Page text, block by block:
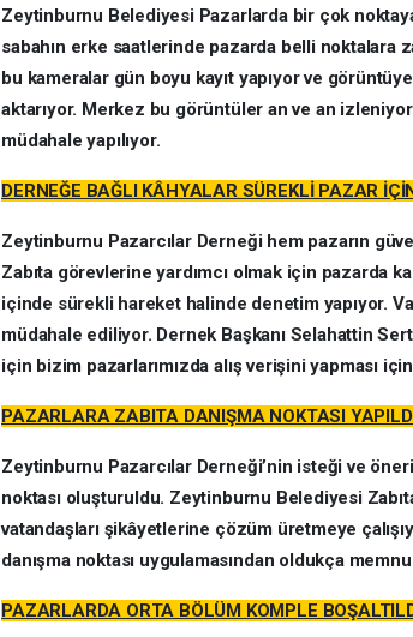
Zeytinburnu Belediyesi Pazarlarda bir çok
sabahın erke saatlerinde pazarda belli noktalara
bu kameralar gün boyu kayıt yapıyor ve
aktarıyor. Merkez bu görüntüler an ve an
müdahale yapılıyor.
DERNEĞE BAĞLI KÂHYALAR SÜREKLİ PAZAR
Zeytinburnu Pazarcılar Derneği hem pazarın
Zabıta görevlerine yardımcı olmak için pazarda
içinde sürekli hareket halinde denetim yapıyor.
müdahale ediliyor. Dernek Başkanı Selahattin
için bizim pazarlarımızda alış verişini yapması
PAZARLARA ZABITA DANIŞMA NOKTASI
Zeytinburnu Pazarcılar Derneği’nin isteği ve
noktası oluşturuldu. Zeytinburnu Belediyesi
vatandaşları şikâyetlerine çözüm üretmeye
danışma noktası uygulamasından oldukça
PAZARLARDA ORTA BÖLÜM KOMPLE